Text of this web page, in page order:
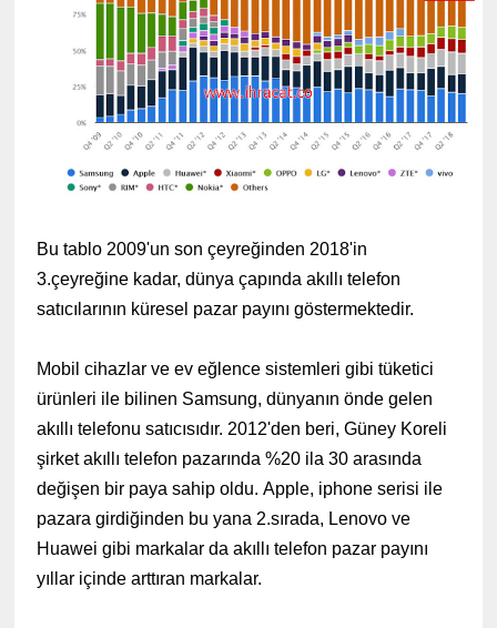
Bu tablo 2009'un son çeyreğinden 2018'in
3.çeyreğine kadar, dünya çapında akıllı telefon
satıcılarının küresel pazar payını göstermektedir.
Mobil cihazlar ve ev eğlence sistemleri gibi tüketici
ürünleri ile bilinen Samsung, dünyanın önde gelen
akıllı telefonu satıcısıdır. 2012'den beri, Güney Koreli
şirket akıllı telefon pazarında %20 ila 30 arasında
değişen bir paya sahip oldu. Apple, iphone serisi ile
pazara girdiğinden bu yana 2.sırada, Lenovo ve
Huawei gibi markalar da akıllı telefon pazar payını
yıllar içinde arttıran markalar.